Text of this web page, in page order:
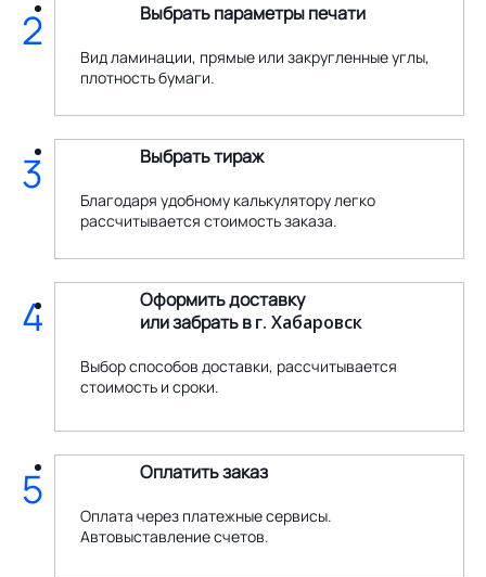
Выбрать параметры печати
Вид ламинации, прямые или закругленные углы,
плотность бумаги.
2
Выбрать тираж
Благодаря удобному калькулятору легко
рассчитывается стоимость заказа.
3
Оформить доставку
или забрать вг. Хабаровск
Выбор способов доставки, рассчитывается
стоимость и сроки.
4
Оплатить заказ
Оплата через платежные сервисы.
Автовыставление счетов.
5